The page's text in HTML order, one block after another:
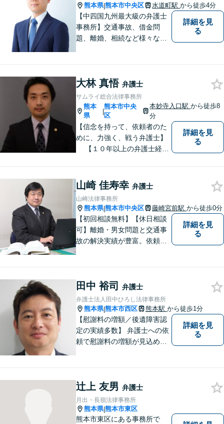
熊本県|熊本市中央区 水道町駅 から徒歩4分
【中四国九州最大級の弁護士
事務所】交通事故、借金問
題、離婚、相続など様々な問
い！
詳細を見
る
大林 真悟 弁護士
サムライ総合法律事務所
熊本
県
|
熊本市中央
区
本妙寺入口駅から徒歩8
分
【信念を持って、依頼者のた
めに、力強く、戦う弁護士】
【１０年以上の弁護士経
護の３つの分野に力を注ぐ弁
護士】
詳細を見
る
山崎 佳寿幸 弁護士
山崎法律事務所
熊本県|熊本市中央区 藤崎宮前駅 から徒歩0分
【初回相談無料】【休日相談
可】離婚・男女問題と交通事
故の解決実績が豊富。依頼者
ださい。【熊本市中心部】地
域に密着した町医者みたいな
弁護士です。
詳細を見
る
田中 裕司 弁護士
弁護士法人田中ひろし法律事務所
熊本県|熊本市西区 熊本駅 から徒歩1分
【慰謝料の増額／後遺障害認
定の実績多数】 弁護士への依
頼で慰謝料の増額が見込めま
ノウハウ多数】相続手続きか
ら遺言書までトータルサポー
ト【JR熊本駅から徒歩1分】
詳細を見
る
辻上 友男 弁護士
月出・長嶺法律事務所
熊本県|熊本市東区
熊本市東区にある事務所で